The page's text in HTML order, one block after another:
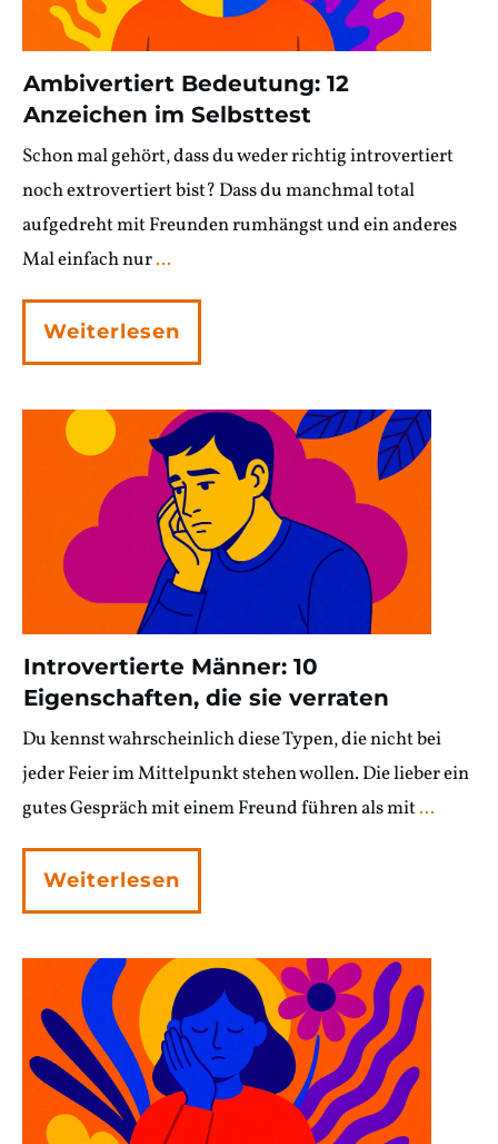
Ambivertiert Bedeutung: 12
Anzeichen im Selbsttest
Schon mal gehört, dass du weder richtig introvertiert
noch extrovertiert bist? Dass du manchmal total
aufgedreht mit Freunden rumhängst und ein anderes
Mal einfach nur...
Weiterlesen
Introvertierte Männer: 10
Eigenschaften, die sie verraten
Du kennst wahrscheinlich diese Typen, die nicht bei
jeder Feier im Mittelpunkt stehen wollen. Die lieber ein
gutes Gespräch mit einem Freund führen als mit...
Weiterlesen